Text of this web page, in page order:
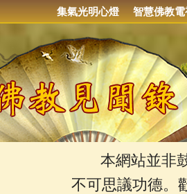
集氣光明心燈 智慧佛教電
本網站並非鼓
不可思議功德。